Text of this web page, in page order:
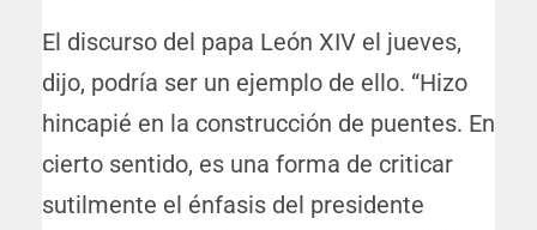
El discurso del papa León XIV el jueves,
dijo, podría ser un ejemplo de ello. “Hizo
hincapié en la construcción de puentes. En
cierto sentido, es una forma de criticar
sutilmente el énfasis del presidente